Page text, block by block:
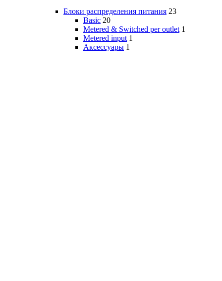
Блоки распределения питания 23
Basic 20
Metered & Switched per outlet 1
Metered input 1
Аксессуары 1